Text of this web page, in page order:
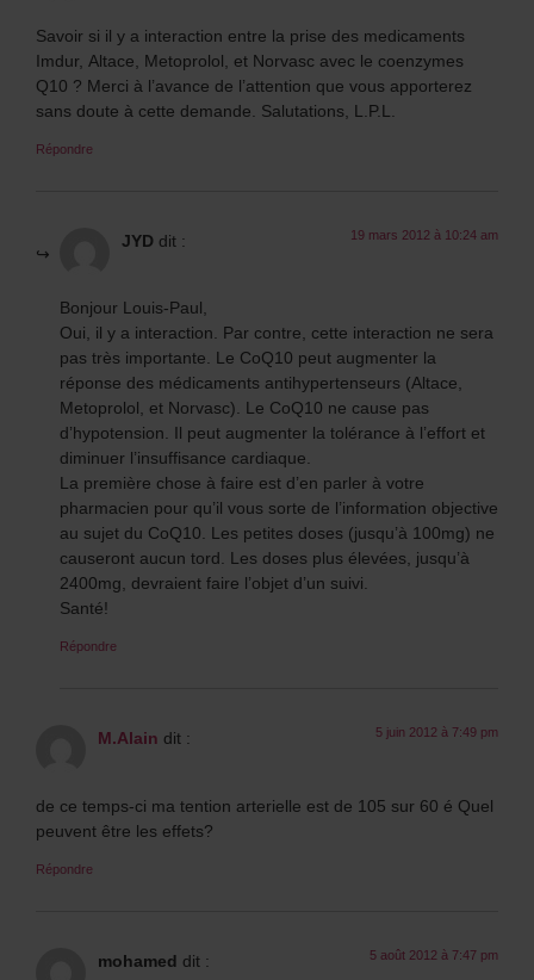
Savoir si il y a interaction entre la prise des medicaments
Imdur, Altace, Metoprolol, et Norvasc avec le coenzymes
Q10 ? Merci à l’avance de l’attention que vous apporterez
sans doute à cette demande. Salutations, L.P.L.
Répondre
JYD dit : 19 mars 2012 à 10:24 am
Bonjour Louis-Paul,
Oui, il y a interaction. Par contre, cette interaction ne sera
pas très importante. Le CoQ10 peut augmenter la
réponse des médicaments antihypertenseurs (Altace,
Metoprolol, et Norvasc). Le CoQ10 ne cause pas
d’hypotension. Il peut augmenter la tolérance à l’effort et
diminuer l’insuffisance cardiaque.
La première chose à faire est d’en parler à votre
pharmacien pour qu’il vous sorte de l’information objective
au sujet du CoQ10. Les petites doses (jusqu’à 100mg) ne
causeront aucun tord. Les doses plus élevées, jusqu’à
2400mg, devraient faire l’objet d’un suivi.
Santé!
Répondre
M.Alain dit : 5 juin 2012 à 7:49 pm
de ce temps-ci ma tention arterielle est de 105 sur 60 é Quel
peuvent être les effets?
Répondre
mohamed dit : 5 août 2012 à 7:47 pm